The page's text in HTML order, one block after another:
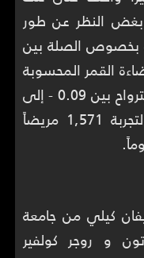
بغض النظر عن طور
بخصوص الصلة بين
القمر المحسوبة
نسبة لضوء الشمس في مجال يترواح بين 0.09 - إلى
أقل من 0.05، وشملت عينة التجربة 1,571 مريضاً
إيفان كيلي من جامعة
و روجر كولفير